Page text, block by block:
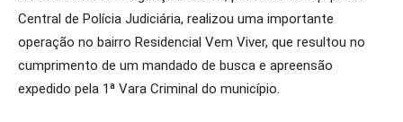
Central de Polícia Judiciária, realizou uma importante
operação no bairro Residencial Vem Viver, que resultou no
cumprimento de um mandado de busca e apreensão
expedido pela 1ª Vara Criminal do município.